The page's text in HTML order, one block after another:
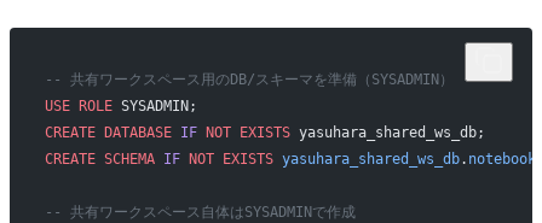
-- 共有ワークスペース用のDB/スキーマを準備（SYSADMIN）
USE ROLE SYSADMIN;
CREATE DATABASE IF NOT EXISTS yasuhara_shared_ws_db;
CREATE SCHEMA IF NOT EXISTS yasuhara_shared_ws_db.
-- 共有ワークスペース自体はSYSADMINで作成